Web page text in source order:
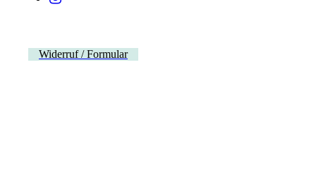
Widerruf / Formular